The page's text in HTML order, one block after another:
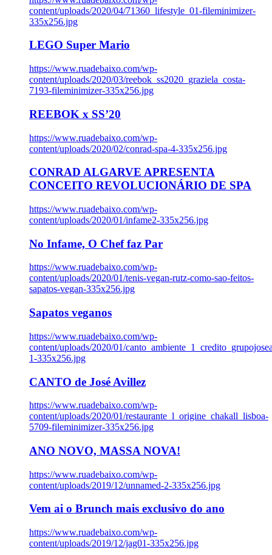
content/uploads/2020/04/71360_lifestyle_01-fileminimizer-
335x256.jpg
LEGO Super Mario
https://www.ruadebaixo.com/wp-
content/uploads/2020/03/reebok_ss2020_graziela_costa-
7193-fileminimizer-335x256.jpg
REEBOK x SS’20
https://www.ruadebaixo.com/wp-
content/uploads/2020/02/conrad-spa-4-335x256.jpg
CONRAD ALGARVE APRESENTA
CONCEITO REVOLUCIONÁRIO DE SPA
https://www.ruadebaixo.com/wp-
content/uploads/2020/01/infame2-335x256.jpg
No Infame, O Chef faz Par
https://www.ruadebaixo.com/wp-
content/uploads/2020/01/tenis-vegan-rutz-como-sao-feitos-
sapatos-vegan-335x256.jpg
Sapatos veganos
https://www.ruadebaixo.com/wp-
content/uploads/2020/01/
1-335x256.jpg
CANTO de José Avillez
https://www.ruadebaixo.com/wp-
content/uploads/2020/01/restaurante_l_origine_chakall_lisboa-
5709-fileminimizer-335x256.jpg
ANO NOVO, MASSA NOVA!
https://www.ruadebaixo.com/wp-
content/uploads/2019/12/unnamed-2-335x256.jpg
Vem ai o Brunch mais exclusivo do ano
https://www.ruadebaixo.com/wp-
content/uploads/2019/12/jag01-335x256.jpg